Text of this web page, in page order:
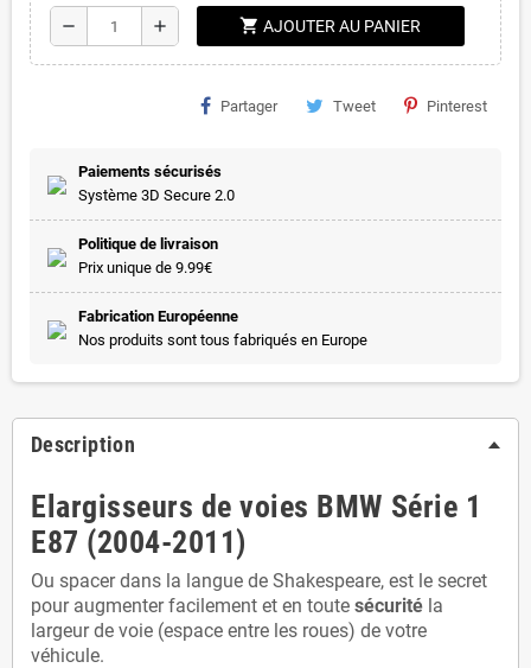
remove add shopping_cart AJOUTER AU PANIER
Partager Tweet Pinterest
Paiements sécurisés
Système 3D Secure 2.0
Politique de livraison
Prix unique de 9.99€
Fabrication Européenne
Nos produits sont tous fabriqués en Europe
Description
Elargisseurs de voies BMW Série 1
E87 (2004-2011)
Ou spacer dans la langue de Shakespeare, est le secret
pour augmenter facilement et en toute sécurité la
largeur de voie (espace entre les roues) de votre
véhicule.